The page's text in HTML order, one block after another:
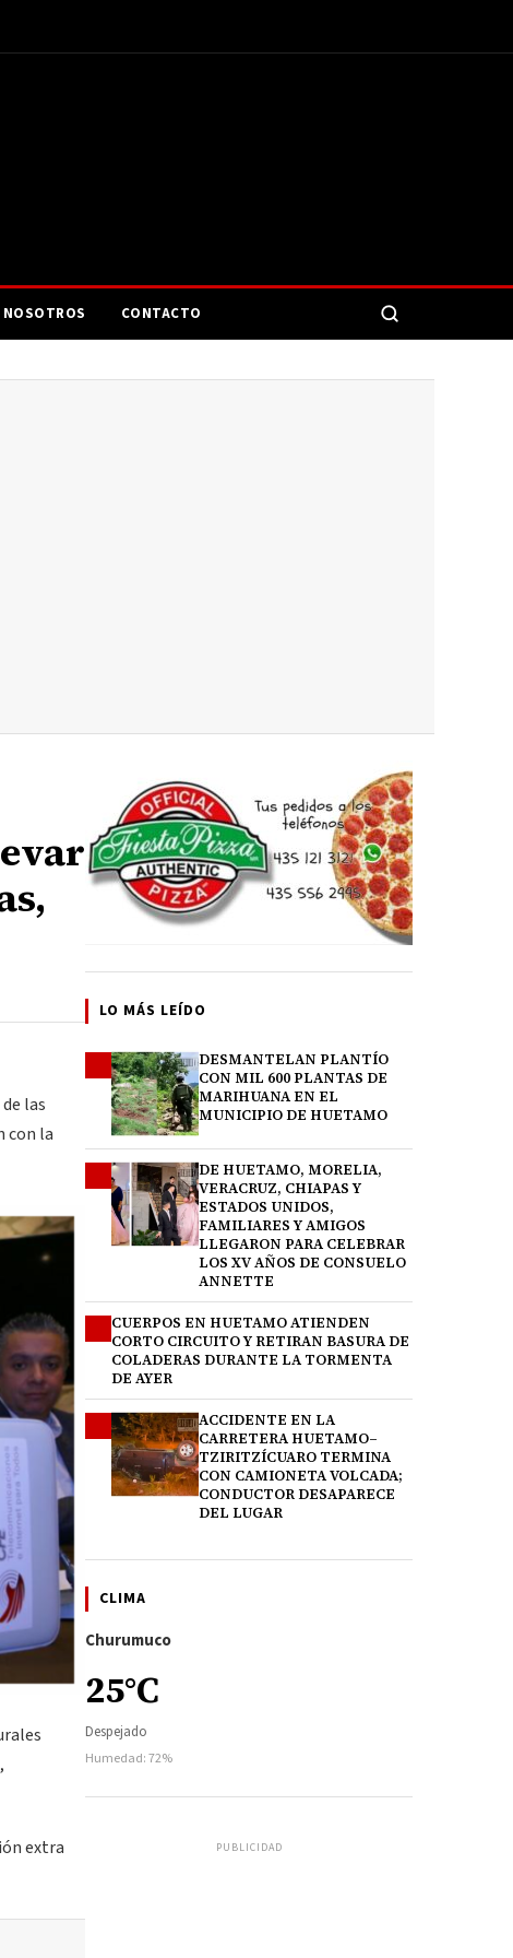
NOSOTROS CONTACTO
las
con la
extra
LO MÁS LEÍDO
DESMANTELAN PLANTÍO
CON MIL 600 PLANTAS DE
MARIHUANA EN EL
MUNICIPIO DE HUETAMO
DE HUETAMO, MORELIA,
VERACRUZ, CHIAPAS Y
ESTADOS UNIDOS,
FAMILIARES Y AMIGOS
LLEGARON PARA CELEBRAR
LOS XV AÑOS DE CONSUELO
ANNETTE
CUERPOS EN HUETAMO ATIENDEN
CORTO CIRCUITO Y RETIRAN BASURA DE
COLADERAS DURANTE LA TORMENTA
DE AYER
ACCIDENTE EN LA
CARRETERA HUETAMO–
TZIRITZÍCUARO TERMINA
CON CAMIONETA VOLCADA;
CONDUCTOR DESAPARECE
DEL LUGAR
CLIMA
Churumuco
25°C
Despejado
Humedad: 72%
PUBLICIDAD